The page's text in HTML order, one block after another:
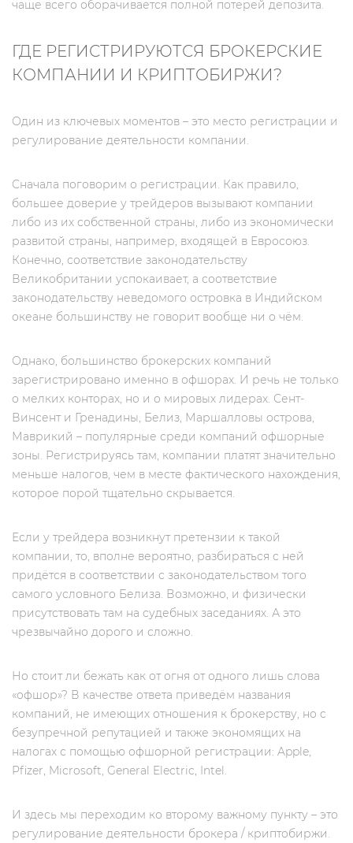
чаще всего оборачивается полной потерей депозита.
ГДЕ РЕГИСТРИРУЮТСЯ БРОКЕРСКИЕ
КОМПАНИИ И КРИПТОБИРЖИ?
Один из ключевых моментов – это место регистрации и
регулирование деятельности компании.
Сначала поговорим о регистрации. Как правило,
большее доверие у трейдеров вызывают компании
либо из их собственной страны, либо из экономически
развитой страны, например, входящей в Евросоюз.
Конечно, соответствие законодательству
Великобритании успокаивает, а соответствие
законодательству неведомого островка в Индийском
океане большинству не говорит вообще ни о чём.
Однако, большинство брокерских компаний
зарегистрировано именно в офшорах. И речь не только
о мелких конторах, но и о мировых лидерах. Сент-
Винсент и Гренадины, Белиз, Маршалловы острова,
Маврикий – популярные среди компаний офшорные
зоны. Регистрируясь там, компании платят значительно
меньше налогов, чем в месте фактического нахождения,
которое порой тщательно скрывается.
Если у трейдера возникнут претензии к такой
компании, то, вполне вероятно, разбираться с ней
придётся в соответствии с законодательством того
самого условного Белиза. Возможно, и физически
присутствовать там на судебных заседаниях. А это
чрезвычайно дорого и сложно.
Но стоит ли бежать как от огня от одного лишь слова
«офшор»? В качестве ответа приведём названия
компаний, не имеющих отношения к брокерству, но c
безупречной репутацией и также экономящих на
налогах с помощью офшорной регистрации: Apple,
Pfizer, Microsoft, General Electric, Intel.
И здесь мы переходим ко второму важному пункту – это
регулирование деятельности брокера / криптобиржи.